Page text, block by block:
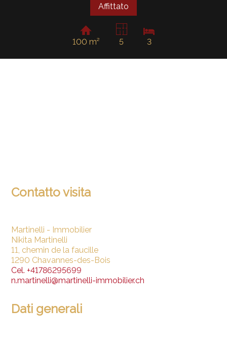
Affittato
100 m² 5 3
Contatto visita
Martinelli - Immobilier
Nikita Martinelli
11, chemin de la faucille
1290 Chavannes-des-Bois
Cel.+41786295699
n.martinelli@martinelli-immobilier.ch
Dati generali